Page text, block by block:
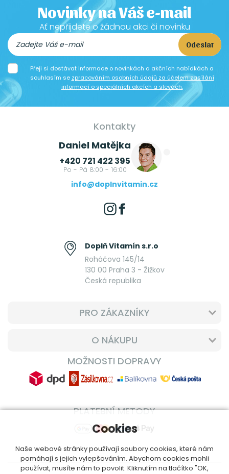
Novinky na Váš e-mail
Ať nepřijdete o žádnou akci či novinku
Odeslat
Přeji si dostávat informace o novinkách a akčních nabídkách a
souhlasím se zpracováním osobních údajů za účelem zasílání
informací o speciálních akcích a slevách.
Kontakty
Daniel Matějka
+420 721 422 395
Po - Pá 8:00 - 16:00
info@doplnvitamin.cz
Doplň Vitamín s.r.o
Roháčova 145/14
130 00 Praha 3 - Žižkov
Česká republika
PRO ZÁKAZNÍKY
O NÁKUPU
MOŽNOSTI DOPRAVY
PLATEBNÍ METODY
Cookies
Naše webové stránky používají soubory cookies, které nám
pomáhají s jejich vylepšováním. Abychom cookies mohli
používat, musíte nám to povolit. Kliknutím na tlačítko "OK,